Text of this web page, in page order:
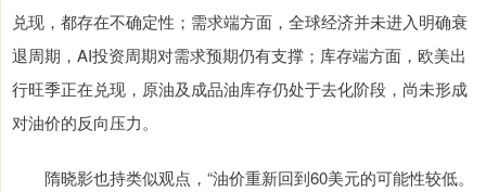
兑现，都存在不确定性；需求端方面，全球经济并未进入明确衰
退周期，AI投资周期对需求预期仍有支撑；库存端方面，欧美出
行旺季正在兑现，原油及成品油库存仍处于去化阶段，尚未形成
对油价的反向压力。
隋晓影也持类似观点，“油价重新回到60美元的可能性较低。